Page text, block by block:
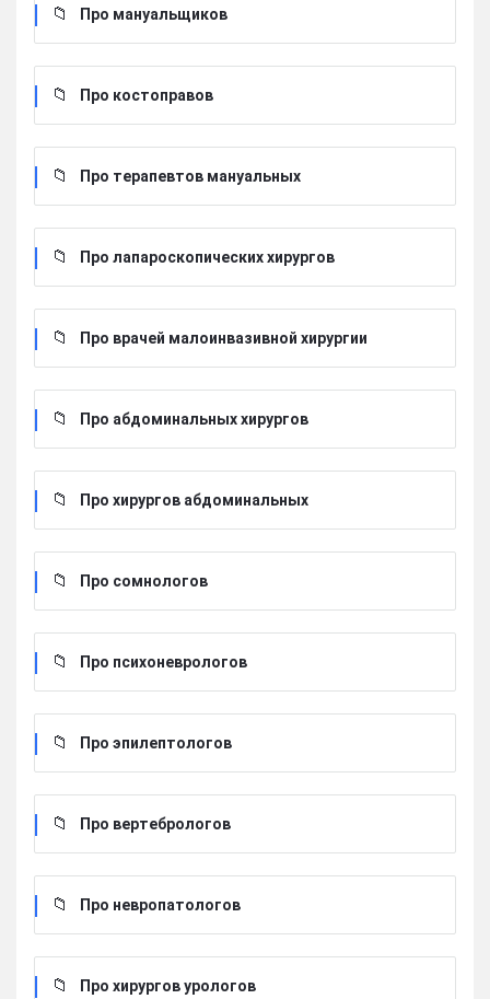
Про мануальщиков
Про костоправов
Про терапевтов мануальных
Про лапароскопических хирургов
Про врачей малоинвазивной хирургии
Про абдоминальных хирургов
Про хирургов абдоминальных
Про сомнологов
Про психоневрологов
Про эпилептологов
Про вертебрологов
Про невропатологов
Про хирургов урологов